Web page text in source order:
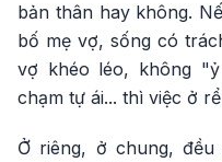
bản thân hay không.
bố mẹ vợ, sống có
vợ khéo léo, không
chạm tự ái... thì việc ở
Ở riêng, ở chung,